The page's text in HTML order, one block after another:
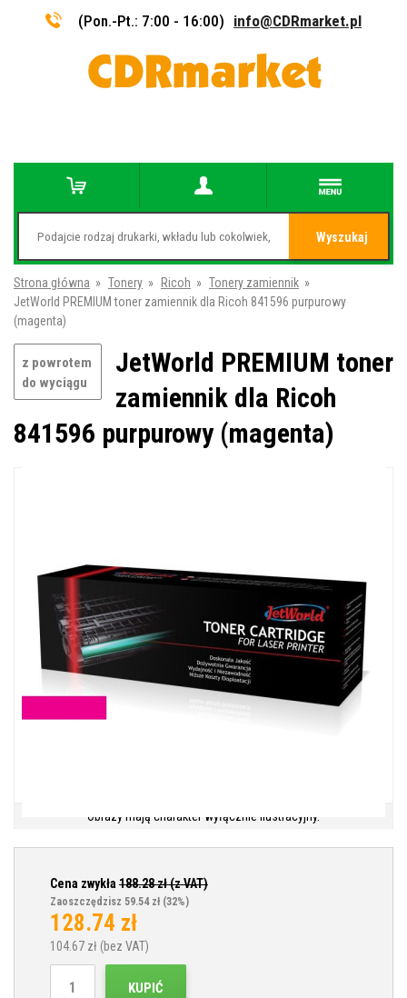
(Pon.-Pt.: 7:00 - 16:00) info@CDRmarket.pl
Wyszukaj
Strona główna » Tonery » Ricoh » Tonery zamiennik »
JetWorld PREMIUM toner zamiennik dla Ricoh 841596 purpurowy
(magenta)
z powrotem
do wyciągu
JetWorld PREMIUM toner
zamiennik dla Ricoh
841596 purpurowy (magenta)
Obrazy mają charakter wyłącznie ilustracyjny.
Cena zwykła 188.28zł (z VAT)
Zaoszczędzisz 59.54 zł (32%)
128.74 zł
104.67 zł (bez VAT)
KUPIĆ